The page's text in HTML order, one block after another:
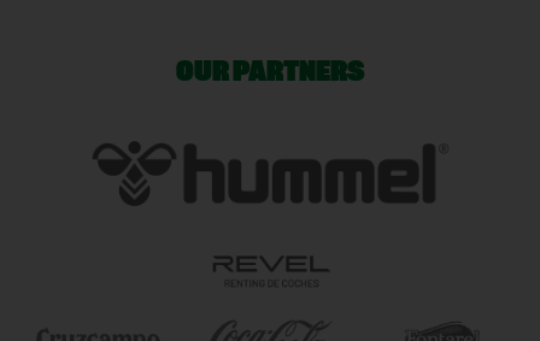
OUR PARTNERS